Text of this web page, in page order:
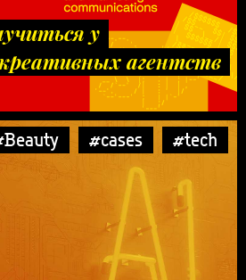
у
агентств
#cases #tech